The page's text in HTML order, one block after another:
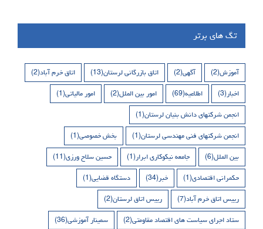
تگ های برتر
آموزش(2) آگهی(2) اتاق بازرگانی لرستان(13) اتاق خرم آباد(2)
اخبار(3) اطلاعیه(69) امور بین الملل(2) امور مالیاتی(1)
انجمن شرکتهای دانش بنیان لرستان(1)
انجمن شرکتهای فنی مهندسی لرستان(1) بخش خصوصی(1)
بین الملل(6) جامعه نیکوکاری ابرار(1) حسین سلاح ورزی(11)
حکمرانی اقتصادی(1) خبر(34) دستگاه قضایی(1)
رییس اتاق خرم آباد(7) رییس اتاق لرستان(2)
ستاد اجرای سیاست های اقتصاد مقاومتی(2) سمینار آموزشی(36)